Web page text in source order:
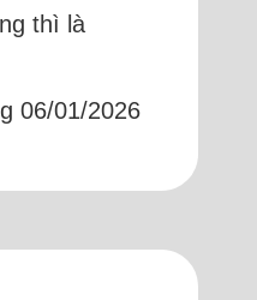
thì là
06/01/2026